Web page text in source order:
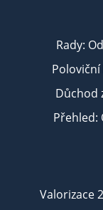
Rady:
Důchod
Přehled:
Valorizace